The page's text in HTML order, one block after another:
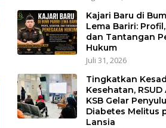
Kajari Baru di
Lema Bariri:
dan Tantangan
Hukum
Juli 31, 2026
Tingkatkan
Kesehatan, RSUD
KSB Gelar
Diabetes Melitus
Lansia